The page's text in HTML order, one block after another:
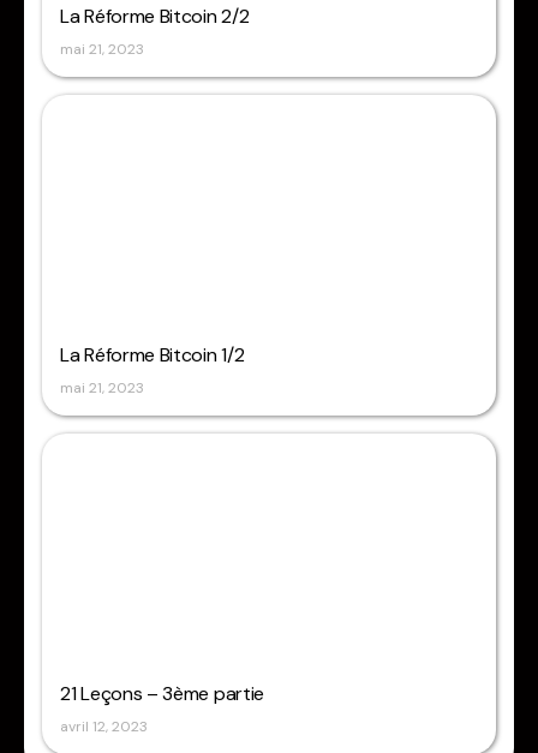
La Réforme Bitcoin 2/2
mai 21, 2023
La Réforme Bitcoin 1/2
mai 21, 2023
21 Leçons – 3ème partie
avril 12, 2023